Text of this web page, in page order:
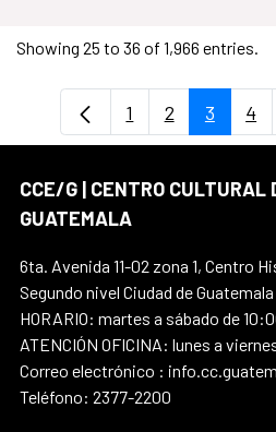
Showing 25 to 36 of 1,966 entries.
Page
1 Page
2 Page
3 4
CCE/G | CENTRO CULTURAL
GUATEMALA
6ta. Avenida 11-02 zona 1, Centro
Segundo nivel Ciudad de Guatemala
HORARIO: martes a sábado de
ATENCIÓN OFICINA: lunes a
Correo electrónico :
Teléfono: 2377-2200